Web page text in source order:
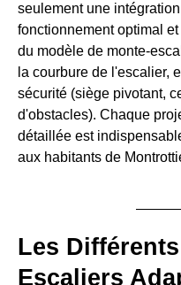
seulement une
fonctionnement optimal
du modèle de monte-
la courbure de l'escalier,
sécurité (siège pivotant,
d'obstacles). Chaque
détaillée est
aux habitants de
Les
Escaliers